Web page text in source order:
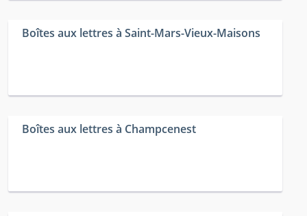
Boîtes aux lettres à Saint-Mars-Vieux-Maisons
Boîtes aux lettres à Champcenest